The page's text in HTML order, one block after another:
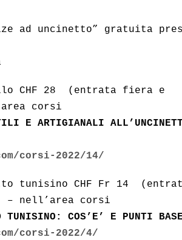
ad uncinetto” gratuita
CHF 28 (entrata fiera e
corsi
E ARTIGIANALI
corsi-2022/14/
tunisino CHF Fr 14
nell’area corsi
TUNISINO: COS’E’ E PUNTI BASE
corsi-2022/4/